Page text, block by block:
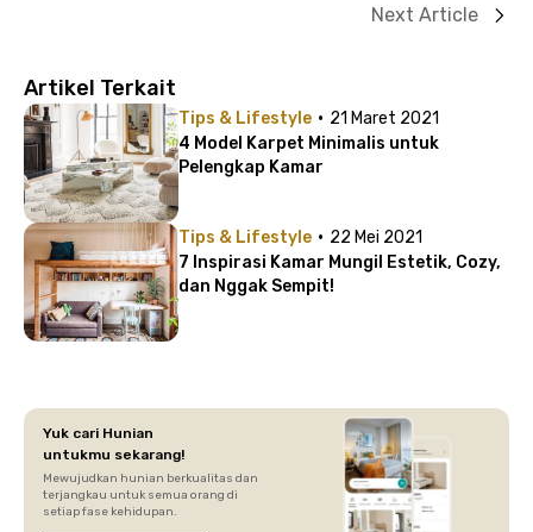
Next Article
Artikel Terkait
Tips & Lifestyle · 21 Maret 2021
4 Model Karpet Minimalis untuk
Pelengkap Kamar
Tips & Lifestyle · 22 Mei 2021
7 Inspirasi Kamar Mungil Estetik, Cozy,
dan Nggak Sempit!
Yuk cari Hunian
untukmu sekarang!
Mewujudkan hunian berkualitas dan
terjangkau untuk semua orang di
setiap fase kehidupan.